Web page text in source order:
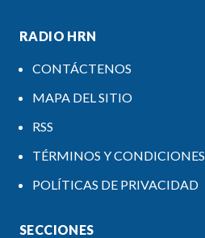
RADIO HRN
CONTÁCTENOS
MAPA DEL SITIO
RSS
TÉRMINOS Y CONDICIONES
POLÍTICAS DE PRIVACIDAD
SECCIONES